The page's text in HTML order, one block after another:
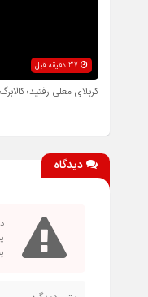
37 دقیقه قبل
کربلای معلی رفتید؛
دیدگاه